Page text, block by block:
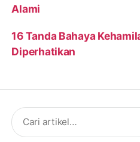
Alami
16 Tanda Bahaya
Diperhatikan
Search
for: